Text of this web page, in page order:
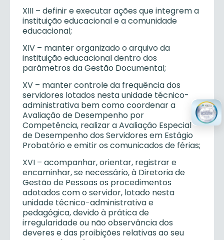
XIII – definir e executar ações que integrem a
instituição educacional e a comunidade
educacional;
XIV – manter organizado o arquivo da
instituição educacional dentro dos
parâmetros da Gestão Documental;
XV – manter controle da frequência dos
servidores lotados nesta unidade técnico-
administrativa bem como coordenar a
Avaliação de Desempenho por
Competência, realizar a Avaliação Especial
de Desempenho dos Servidores em Estágio
Probatório e emitir os comunicados de férias;
XVI – acompanhar, orientar, registrar e
encaminhar, se necessário, à Diretoria de
Gestão de Pessoas os procedimentos
adotados com o servidor, lotado nesta
unidade técnico-administrativa e
pedagógica, devido à prática de
irregularidade ou não observância dos
deveres e das proibições relativas ao seu